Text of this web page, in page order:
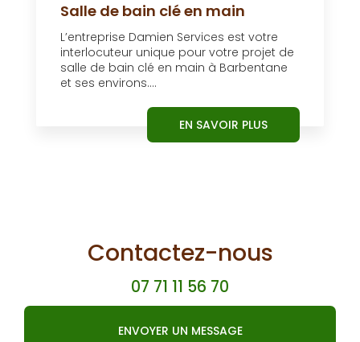
Salle de bain clé en main
L’entreprise Damien Services est votre
interlocuteur unique pour votre projet de
salle de bain clé en main à Barbentane
et ses environs....
EN SAVOIR PLUS
Contactez-nous
07 71 11 56 70
ENVOYER UN MESSAGE